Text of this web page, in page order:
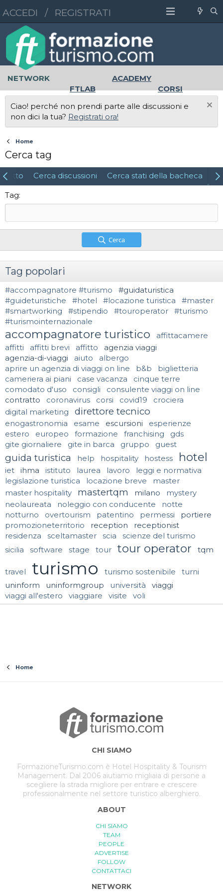
ACCEDI / REGISTRATI
NETWORK
ACADEMY
FTLAB
CORSI
LAVORO
Ciao! perché non prendi parte alle discussioni e
non dici la tua? Registrati ora!
Home
Cerca tag
tutto Cerca discussioni Cerca stati della bacheca
Tag
Cerca
Tag popolari
#accompagnatore #turismo
#guidaturistica
#guideturistiche
#hotel #locazione turistica
#master
#smartworking
#stipendio #touroperator
#turismo
#turismointernazionale
accompagnatore turistico
affittacamere
affitti
affitti brevi affitto
agenzia viaggi
agenzia-di-viaggi
aiuto
albergo
aprire un agenzia di viaggi on line
b&b
biglietteria
cameriera ai piani
case vacanza
cinque terre
comodato d'uso
consigli
consulente viaggi on line
contratto
coronavirus corsi covid19
crociera
digital marketing
direttore tecnico
enogastronomia esame escursioni
esperienze
estero
europeo formazione franchising
gds
gite giornaliere
gite in barca gruppo guest
guida turistica help hospitality hostess hotel
iet ihma istituto laurea lavoro
leggi e normativa
legislazione turistica
locazione breve
master
master hospitality
mastertqm milano
mystery
neolaureata
noleggio con conducente
notte
notturno
overtourism patentino permessi
portiere
promozioneterritorio
reception
receptionist
residenza
sceltamaster scia
scienze del turismo
sicilia
software stage tour tour operator tqm
travel turismo turismo sostenibile
turni
uninform
uninformgroup università
viaggi
viaggi all'estero
viaggiare visite voli
Home
CHI SIAMO
FormazioneTurismo.com è Hotel Hospitality & Tourism
Management. Dal 2006 aiutiamo migliaia di persone a
scegliere la strada migliore per entrare e crescere
professionalmente nel settore turistico alberghiero.
ABOUT
CHI SIAMO
TEAM
PEOPLE
ADVERTISE
FOLLOW
CONTATTACI
NETWORK